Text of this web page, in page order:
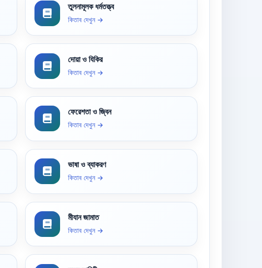
তুলনামূলক ধর্মতত্ত্ব
কিতাব দেখুন →
দোয়া ও যিকির
কিতাব দেখুন →
ফেরেশতা ও জ্বিন
কিতাব দেখুন →
ভাষা ও ব্যাকরণ
কিতাব দেখুন →
মীযান জামাত
কিতাব দেখুন →